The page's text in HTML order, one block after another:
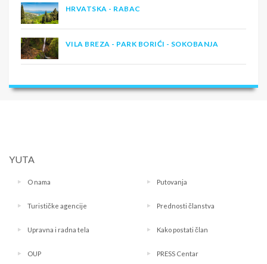
HRVATSKA - RABAC
VILA BREZA - PARK BORIĆI - SOKOBANJA
YUTA
O nama Putovanja
Turističke agencije Prednosti članstva
Upravna i radna tela Kako postati član
OUP PRESS Centar